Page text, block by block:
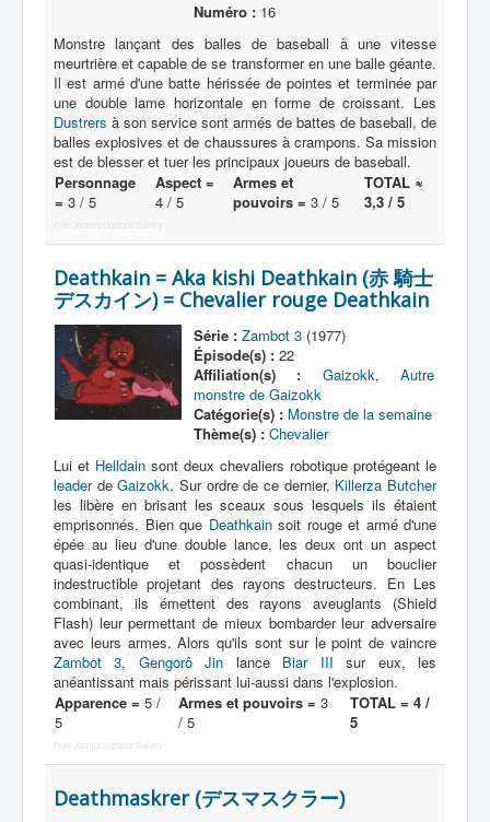
Numéro :16
Monstre lançant des balles de baseball à une vitesse
meurtrière et capable de se transformer en une balle géante.
Il est armé d'une batte hérissée de pointes et terminée par
une double lame horizontale en forme de croissant. Les
Dustrers à son service sont armés de battes de baseball, de
balles explosives et de chaussures à crampons. Sa mission
est de blesser et tuer les principaux joueurs de baseball.
Personnage
= 3 / 5
Aspect =
4 / 5
Armes et
pouvoirs = 3 / 5
TOTAL ≈
3,3 / 5
Deathkain = Aka kishi Deathkain (赤 騎士
デスカイン) = Chevalier rouge Deathkain
Série : Zambot 3(1977)
Épisode(s) :22
Affiliation(s) :
Gaizokk,Autre
monstre de Gaizokk
Catégorie(s) : Monstre de la semaine
Thème(s) : Chevalier
Lui et Helldain sont deux chevaliers robotique protégeant le
leaderdeGaizokk. Sur ordre de ce dernier, Killerza Butcher
les libère en brisant les sceaux sous lesquels ils étaient
emprisonnés. Bien que Deathkainsoit rouge et armé d'une
épée au lieu d'une double lance, les deux ont un aspect
quasi-identique et possèdent chacun un bouclier
indestructible projetant des rayons destructeurs. En Les
combinant, ils émettent des rayons aveuglants (Shield
Flash) leur permettant de mieux bombarder leur adversaire
avec leurs armes. Alors qu'ils sont sur le point de vaincre
Zambot 3, Gengorô Jin lance Biar III sur eux, les
anéantissant mais périssant lui-aussi dans l'explosion.
Apparence = 5 /
5
Armes et pouvoirs = 3
/ 5
TOTAL = 4 /
5
Free Joomla Lightbox Gallery
Deathmaskrer (デスマスクラー)